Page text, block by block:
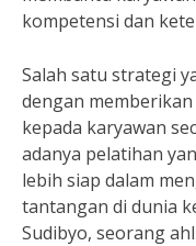
kompetensi dan
Salah satu strategi
dengan
kepada karyawan
adanya pelatihan
lebih siap dalam
tantangan di dunia
Sudibyo, seorang